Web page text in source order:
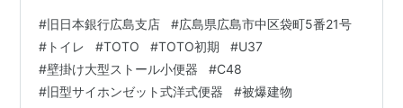
は、壁掛けストールブローアウト小便器がありました。
横が凹凸があります。 TOTO初期になっています。 改修
したのは、1970年頃です。 前は、不明でした。 TOTOの
U37 その3 TOTOのU37 その4 洗浄方式は、ハイタンク
# 旧日本銀行広島支店 #広島県広島市中区袋町5番21号
# トイレ #TOTO #TOTO初期 #U37
#壁掛け大型ストール小便器 #C48
# 旧型サイホンゼット式洋式便器 #被爆建物